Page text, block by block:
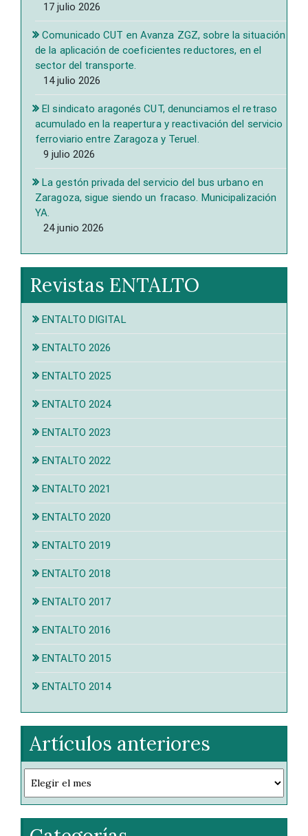
17 julio 2026
Comunicado CUT en Avanza ZGZ, sobre la situación
de la aplicación de coeficientes reductores, en el
sector del transporte.
14 julio 2026
El sindicato aragonés CUT, denunciamos el retraso
acumulado en la reapertura y reactivación del servicio
ferroviario entre Zaragoza y Teruel.
9 julio 2026
La gestón privada del servicio del bus urbano en
Zaragoza, sigue siendo un fracaso. Municipalización
YA.
24 junio 2026
Revistas ENTALTO
ENTALTO DIGITAL
ENTALTO 2026
ENTALTO 2025
ENTALTO 2024
ENTALTO 2023
ENTALTO 2022
ENTALTO 2021
ENTALTO 2020
ENTALTO 2019
ENTALTO 2018
ENTALTO 2017
ENTALTO 2016
ENTALTO 2015
ENTALTO 2014
Artículos anteriores
anteriores